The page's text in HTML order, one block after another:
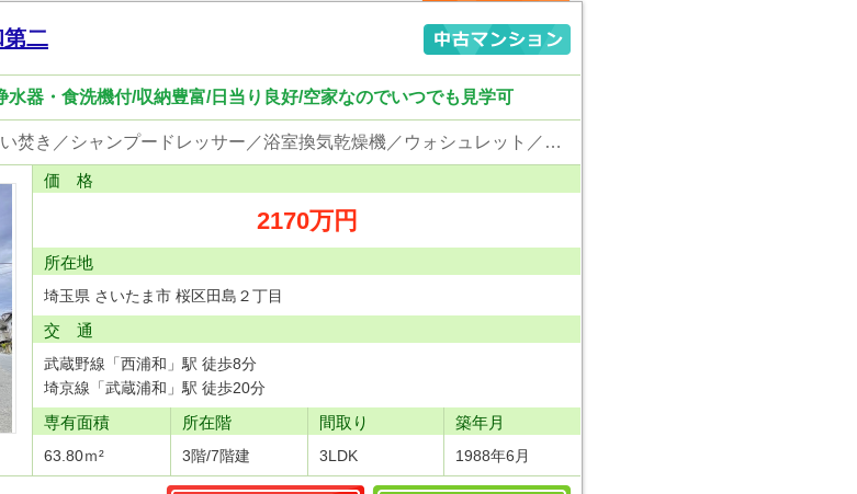
二
器・食洗機付/収納豊富/日当り良好/空家なのでいつでも見学可
東京電力／公営水道／都市ガス／下水／追い焚き／シャンプードレッサー／浴室換気乾燥機／ウォシュレット／システムキッチン／食器洗浄乾燥器／浄水器／フローリング／クローゼット／エレベータ／駐輪場／バイク置場／外壁タイル張り
価 格
2170万円
所在地
埼玉県 さいたま市 桜区田島２丁目
交 通
武蔵野線「西浦和」駅 徒歩8分
埼京線「武蔵浦和」駅 徒歩20分
専有面積
63.80ｍ²
所在階
3階/7階建
間取り
3LDK
築年月
1988年6月